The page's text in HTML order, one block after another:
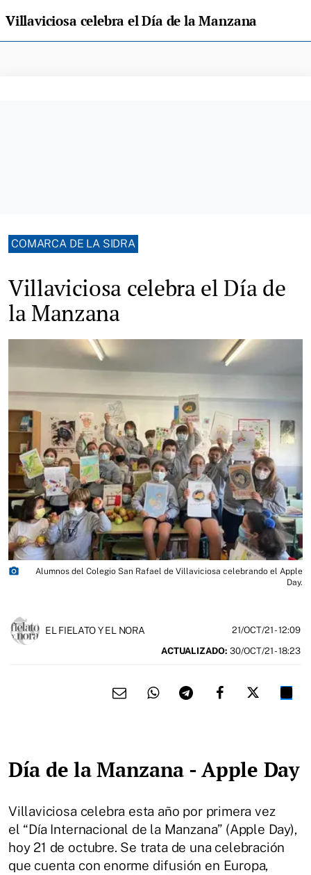
Villaviciosa celebra el Día de la Manzana
COMARCA DE LA SIDRA
Villaviciosa celebra el Día de
la Manzana
photo_camera
Alumnos del Colegio San Rafael de Villaviciosa celebrando el Apple
Day.
EL FIELATO Y EL NORA 21/OCT/21- 12:09
ACTUALIZADO: 30/OCT/21 - 18:23
Día de la Manzana - Apple Day
Villaviciosa celebra esta año por primera vez
el “Día Internacional de la Manzana” (Apple Day),
hoy 21 de octubre. Se trata de una celebración
que cuenta con enorme difusión en Europa,